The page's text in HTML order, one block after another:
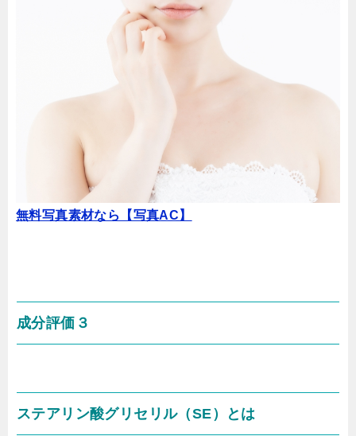
無料写真素材なら【写真AC】
成分評価３
ステアリン酸グリセリル（SE） とは